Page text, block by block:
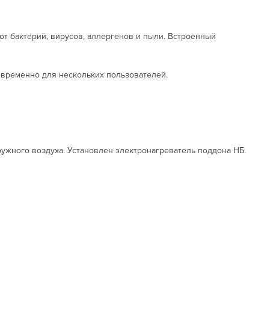
бактерий, вирусов, аллергенов и пыли. Встроенный
для нескольких пользователей.
воздуха. Установлен электронагреватель поддона НБ.